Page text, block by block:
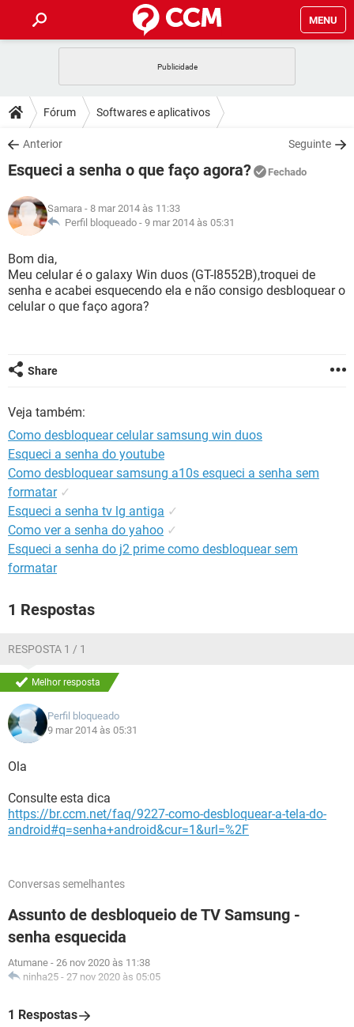
MENU
CELULAR FACEBOOK
OUTLOOK
INSTAGRAM GMAIL
GUIA DE COMPRAS
DICAS
JOGOS WHATSAPP
INSTAGRAM
GUIA DE COMPRAS
DOWNLOADS
JOGOS WHATSAPP
CELULAR
OUTLOOK EXCEL
INSTAGRAM
GUIA DE COMPRAS
FÓRUM
JOGOS
CELULAR
OUTLOOK
INSTAGRAM GMAIL
GLOSSÁRIO
JOGOS
CELULAR FACEBOOK
OUTLOOK
GUIA DE COMPRAS
Fórum Softwares e aplicativos
Anterior Seguinte
Esqueci a senha o que faço agora? Fechado
Samara - 8 mar 2014 às 11:33
Perfil bloqueado - 9 mar 2014 às 05:31
Bom dia,
Meu celular é o galaxy Win duos (GT-I8552B),troquei de
senha e acabei esquecendo ela e não consigo desbloquear o
celular o que faço agora?
Share
Veja também:
Como desbloquear celular samsung win duos
Esqueci a senha do youtube
Como desbloquear samsung a10s esqueci a senha sem
formatar ✓
Esqueci a senha tv lg antiga ✓
Como ver a senha do yahoo ✓
Esqueci a senha do j2 prime como desbloquear sem
formatar
1 Respostas
RESPOSTA 1 / 1
Melhor resposta
Perfil bloqueado
9 mar 2014 às 05:31
Ola
Consulte esta dica
https://br.ccm.net/faq/9227-como-desbloquear-a-tela-do-
android#q=senha+android&cur=1&url=%2F
Conversas semelhantes
Assunto de desbloqueio de TV Samsung -
senha esquecida
Atumane - 26 nov 2020 às 11:38
ninha25 - 27 nov 2020 às 05:05
1 Respostas